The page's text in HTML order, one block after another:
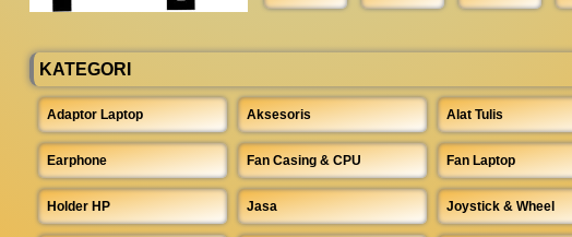
KATEGORI
Adaptor Laptop Aksesoris Alat Tulis
Earphone Fan Casing & CPU Fan Laptop
Holder HP Jasa Joystick & Wheel